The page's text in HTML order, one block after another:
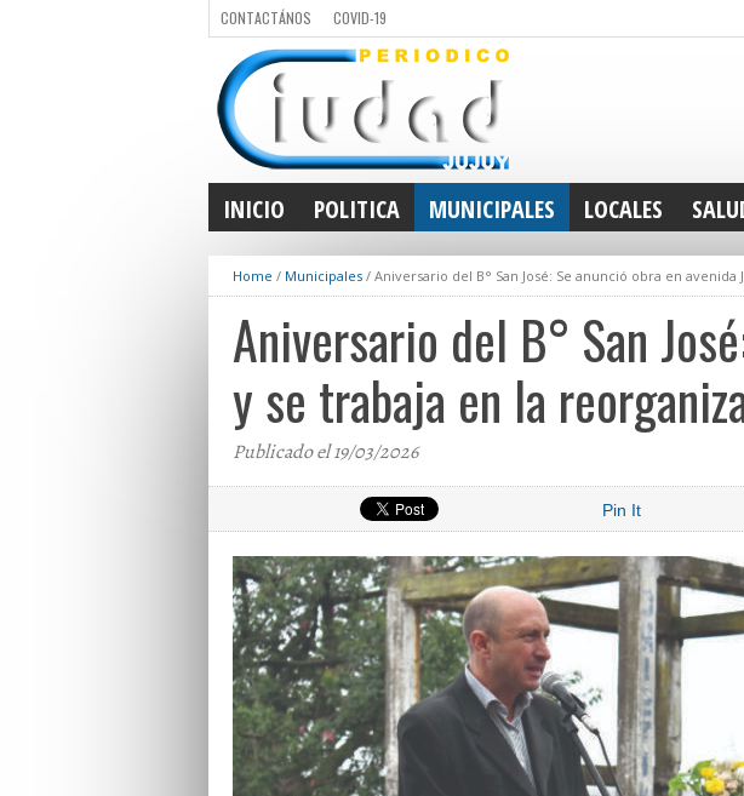
CONTACTÁNOS COVID-19
INICIO POLITICA MUNICIPALES LOCALES
Home / Municipales / Aniversario del B° San José: Se anunció obra en
Aniversario del B° San
y se trabaja en la
Publicado el 19/03/2026
Pin It